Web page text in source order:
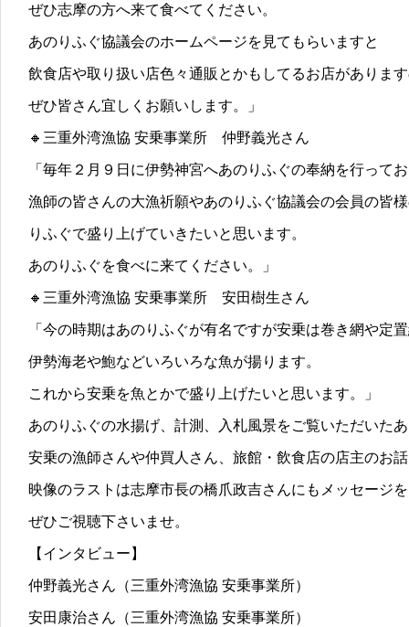
ぜひ志摩の方へ来て食べてください。
あのりふぐ協議会のホームページを見てもらいますと
飲食店や取り扱い店色々通販とかもしてるお店がありま
ぜひ皆さん宜しくお願いします。」
🔸三重外湾漁協 安乗事業所 仲野義光さん
「毎年２月９日に伊勢神宮へあのりふぐの奉納を行って
漁師の皆さんの大漁祈願やあのりふぐ協議会の会員の皆
りふぐで盛り上げていきたいと思います。
あのりふぐを食べに来てください。」
🔸三重外湾漁協 安乗事業所 安田樹生さん
「今の時期はあのりふぐが有名ですが安乗は巻き網や定
伊勢海老や鮑などいろいろな魚が揚ります。
これから安乗を魚とかで盛り上げたいと思います。」
あのりふぐの水揚げ、計測、入札風景をご覧いただいた
安乗の漁師さんや仲買人さん、旅館・飲食店の店主のお
映像のラストは志摩市長の橋爪政吉さんにもメッセージ
ぜひご視聴下さいませ。
【インタビュー】
仲野義光さん（三重外湾漁協 安乗事業所）
安田康治さん（三重外湾漁協 安乗事業所）